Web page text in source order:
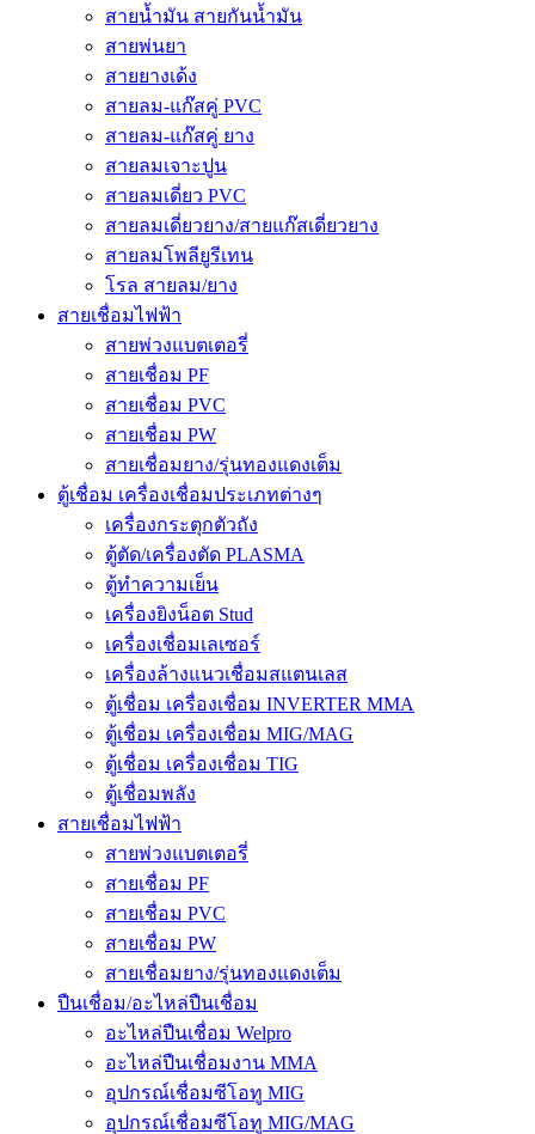
สายน้ำมัน สายกันน้ำมัน
สายพ่นยา
สายยางเด้ง
สายลม-แก๊สคู่ PVC
สายลม-แก๊สคู่ ยาง
สายลมเจาะปูน
สายลมเดี่ยว PVC
สายลมเดี่ยวยาง/สายแก๊สเดี่ยวยาง
สายลมโพลียูรีเทน
โรล สายลม/ยาง
สายเชื่อมไฟฟ้า
สายพ่วงแบตเตอรี่
สายเชื่อม PF
สายเชื่อม PVC
สายเชื่อม PW
สายเชื่อมยาง/รุ่นทองแดงเต็ม
ตู้เชื่อม เครื่องเชื่อมประเภทต่างๆ
เครื่องกระตุกตัวถัง
ตู้ตัด/เครื่องตัด PLASMA
ตู้ทำความเย็น
เครื่องยิงน็อต Stud
เครื่องเชื่อมเลเซอร์
เครื่องล้างแนวเชื่อมสแตนเลส
ตู้เชื่อม เครื่องเชื่อม INVERTER MMA
ตู้เชื่อม เครื่องเชื่อม MIG/MAG
ตู้เชื่อม เครื่องเชื่อม TIG
ตู้เชื่อมพลัง
สายเชื่อมไฟฟ้า
สายพ่วงแบตเตอรี่
สายเชื่อม PF
สายเชื่อม PVC
สายเชื่อม PW
สายเชื่อมยาง/รุ่นทองแดงเต็ม
ปืนเชื่อม/อะไหล่ปืนเชื่อม
อะไหล่ปืนเชื่อม Welpro
อะไหล่ปืนเชื่อมงาน MMA
อุปกรณ์เชื่อมซีโอทู MIG
อุปกรณ์เชื่อมซีโอทู MIG/MAG